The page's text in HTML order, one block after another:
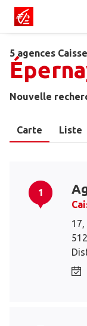
5 agences
Nouvelle
Carte Liste
1
17,